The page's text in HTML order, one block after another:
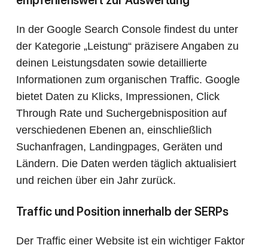
In der Google Search Console findest du unter
der Kategorie „Leistung“ präzisere Angaben zu
deinen Leistungsdaten sowie detaillierte
Informationen zum organischen Traffic. Google
bietet Daten zu Klicks, Impressionen, Click
Through Rate und Suchergebnisposition auf
verschiedenen Ebenen an, einschließlich
Suchanfragen, Landingpages, Geräten und
Ländern. Die Daten werden täglich aktualisiert
und reichen über ein Jahr zurück.
Traffic und Position innerhalb der SERPs
Der Traffic einer Website ist ein wichtiger Faktor